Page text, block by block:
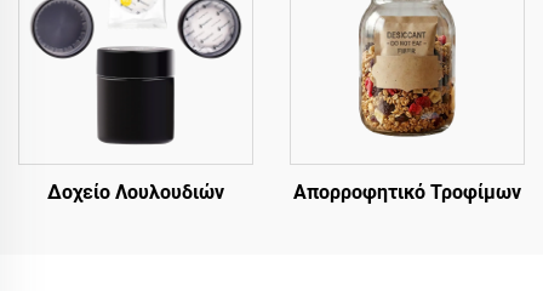
Δοχείο Λουλουδιών Απορροφητικό Τροφίμων